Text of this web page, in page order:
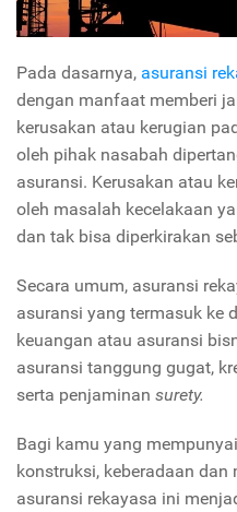
Pada dasarnya, asuransi
dengan manfaat memberi
kerusakan atau kerugian
oleh pihak nasabah
asuransi. Kerusakan atau
oleh masalah kecelakaan
dan tak bisa diperkirakan
Secara umum, asuransi
asuransi yang termasuk ke
keuangan atau asuransi
asuransi tanggung gugat,
serta penjaminan surety.
Bagi kamu yang
konstruksi, keberadaan
asuransi rekayasa ini